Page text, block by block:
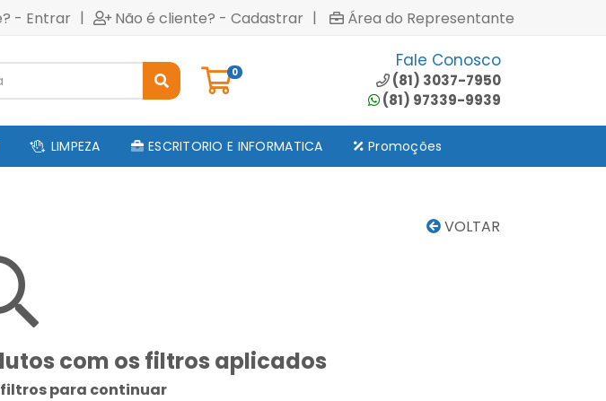
- Entrar | Não é cliente? - Cadastrar | Área do Representante
0
Fale Conosco
(81) 3037-7950
(81) 97339-9939
LIMPEZA ESCRITORIO E INFORMATICA Promoções
VOLTAR
com os filtros aplicados
filtros para continuar